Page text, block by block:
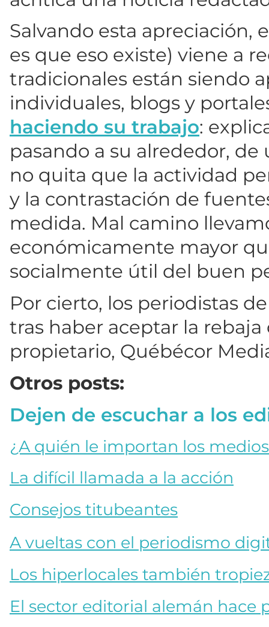
Salvando esta apreciación,
es que eso existe) viene a
tradicionales están siendo
individuales, blogs y
haciendo su trabajo:
pasando a su alrededor,
no quita que la actividad
y la contrastación de
medida. Mal camino
económicamente mayor
socialmente útil del buen
Por cierto, los periodistas
tras haber aceptar la
propietario, Québécor
Otros posts:
Dejen de escuchar a los
¿A quién le importan los
La difícil llamada a la acción
Consejos titubeantes
A vueltas con el periodismo
Los hiperlocales también
El sector editorial alemán hace